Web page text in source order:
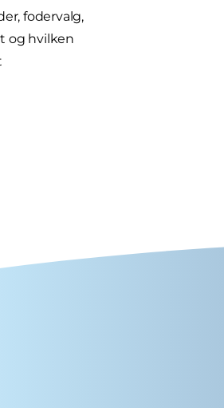
fodervalg,
og hvilken